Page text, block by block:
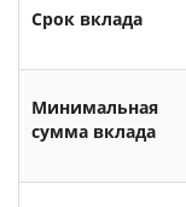
Срок вклада
Минимальная
сумма вклада